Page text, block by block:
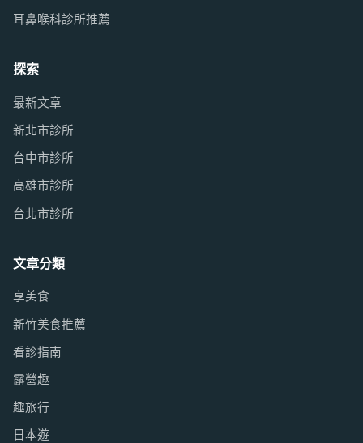
耳鼻喉科診所推薦
探索
最新文章
新北市診所
台中市診所
高雄市診所
台北市診所
文章分類
享美食
新竹美食推薦
看診指南
露營趣
趣旅行
日本遊